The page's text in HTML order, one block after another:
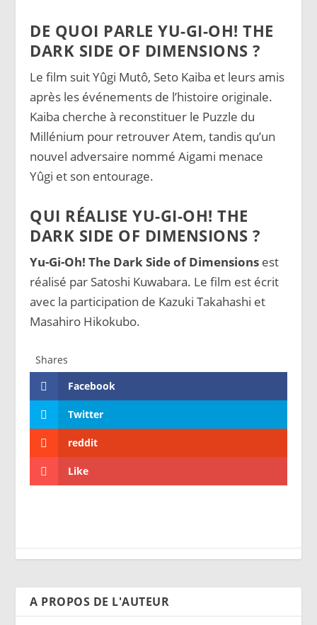
DE QUOI PARLE YU-GI-OH! THE
DARK SIDE OF DIMENSIONS ?
Le film suit Yûgi Mutô, Seto Kaiba et leurs amis
après les événements de l’histoire originale.
Kaiba cherche à reconstituer le Puzzle du
Millénium pour retrouver Atem, tandis qu’un
nouvel adversaire nommé Aigami menace
Yûgi et son entourage.
QUI RÉALISE YU-GI-OH! THE
DARK SIDE OF DIMENSIONS ?
Yu-Gi-Oh! The Dark Side of Dimensions est
réalisé par Satoshi Kuwabara. Le film est écrit
avec la participation de Kazuki Takahashi et
Masahiro Hikokubo.
Shares
Facebook
Twitter
reddit
Like
A PROPOS DE L'AUTEUR